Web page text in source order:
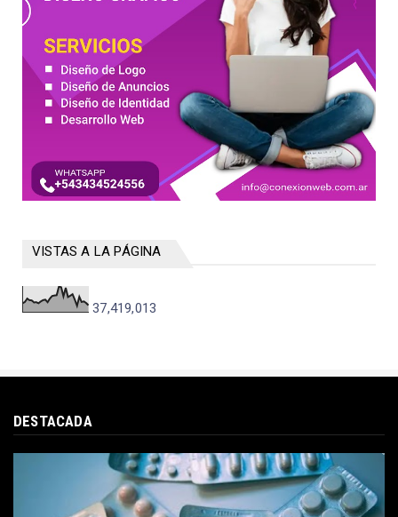
VISTAS A LA PÁGINA
37,419,013
DESTACADA